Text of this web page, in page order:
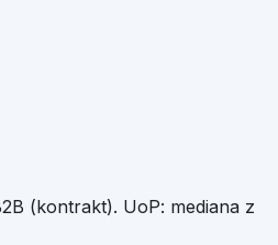
(kontrakt). UoP: mediana z